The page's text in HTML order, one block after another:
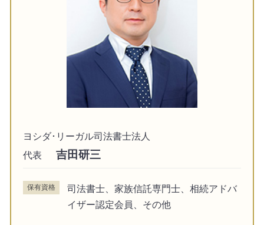
ヨシダ･リーガル司法書士法人
代表
吉田研三
保有資格
司法書士、家族信託専門士、相続アドバ
イザー認定会員、その他